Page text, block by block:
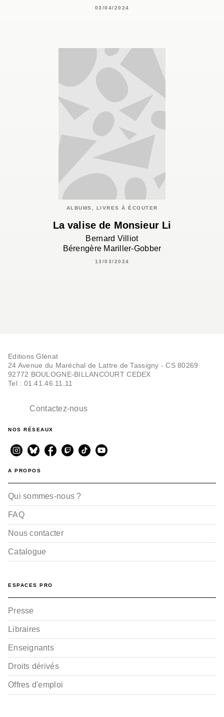
03/04/2024
ALBUMS, LIVRES À ÉCOUTER
La valise de Monsieur Li
Bernard Villiot
Bérengère Mariller-Gobber
13/03/2024
Editions Glénat
24 Avenue du Maréchal de Lattre de Tassigny - CS 80269
92772 BOULOGNE-BILLANCOURT CEDEX
Tel : 01.41.46.11.11
Contactez-nous
NOS RÉSEAUX
A PROPOS
Qui sommes-nous ?
FAQ
Nous contacter
Catalogue
ESPACES PRO
Presse
Libraires
Enseignants
Droits dérivés
Offres d'emploi